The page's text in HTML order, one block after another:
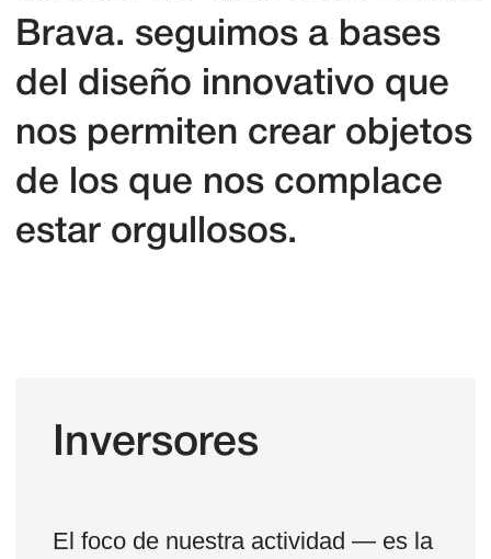
Oficina principal
Spain, Platja d'Aro
Presionando un botón «Suscribir», tu aceptas
© 2018–2026 Group de Palol